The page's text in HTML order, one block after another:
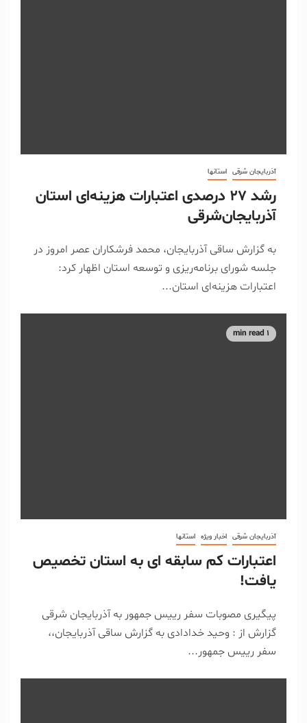
آذربایجان شرقی استانها
رشد ۲۷ درصدی اعتبارات هزینه‌ای استان
آذربایجان‌شرقی
به گزارش ساقی آذربایجان، محمد فرشکاران عصر امروز در
جلسه شورای برنامه‌ریزی و توسعه استان اظهار کرد:
اعتبارات هزینه‌ای استان...
1 min read
آذربایجان شرقی اخبار ویژه استانها
اعتبارات کم سابقه ای به استان تخصیص
یافت!
پیگیری مصوبات سفر رییس جمهور به آذربایجان شرقی
گزارش از : وحید خدادادی به گزارش ساقی آذربایجان،،
سفر رییس جمهور...